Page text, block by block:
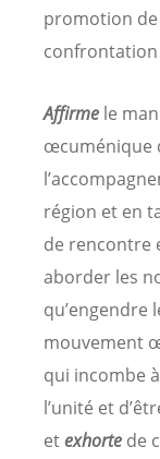
promotion de
confrontation
Affirme le
œcuménique
région et en
de rencontre
aborder les
qu’engendre
mouvement
qui incombe
l’unité et
etexhorte de